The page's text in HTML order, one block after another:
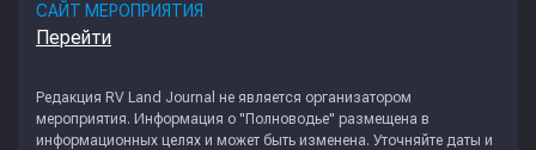
САЙТ МЕРОПРИЯТИЯ
Перейти
Редакция RV Land Journal не является организатором
мероприятия. Информация о "Полноводье" размещена в
информационных целях и может быть изменена. Уточняйте даты и